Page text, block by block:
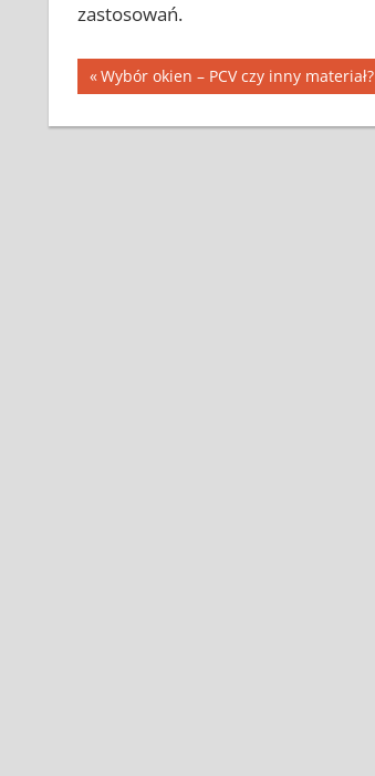
zastosowań.
Nawigacja
wpisu
Previous
Post:
Wybór okien – PCV czy inny materiał?